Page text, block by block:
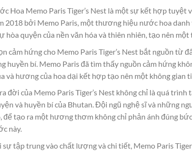
Hoa Memo Paris Tiger’s Nest là một sự kết hợp
2018 bởi Memo Paris, một thương hiệu nước hoa danh
hòa quyện của nền văn hóa và thiên nhiên, tạo nên
cảm hứng cho Memo Paris Tiger’s Nest bắt nguồn từ
huyền bí. Memo Paris đã tìm thấy nguồn cảm hứng
và hương của hoa dại kết hợp tạo nên một không gian
đời của Memo Paris Tiger’s Nest không chỉ là quá
và huyền bí của Bhutan. Đội ngũ nghệ sĩ và những
để tạo ra một hương thơm không chỉ phản ánh đúng
này.
sự tập trung vào chất lượng và chi tiết, Memo Paris